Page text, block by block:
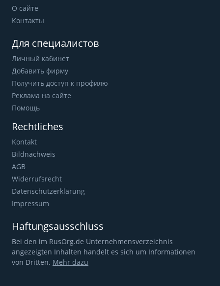
О сайте
Контакты
Для специалистов
Личный кабинет
Добавить фирму
Получить доступ к профилю
Реклама на сайте
Помощь
Rechtliches
Kontakt
Bildnachweis
AGB
Widerrufsrecht
Datenschutzerklärung
Impressum
Haftungsausschluss
Bei den im RusOrg.de Unternehmensverzeichnis
angezeigten Inhalten handelt es sich um Informationen
von Dritten. Mehr dazu